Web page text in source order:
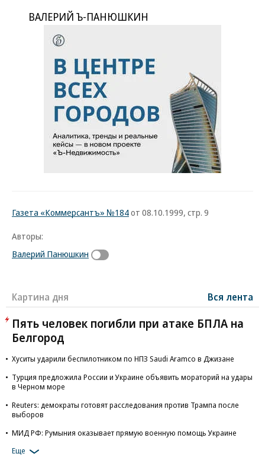
ВАЛЕРИЙ Ъ-ПАНЮШКИН
Газета «Коммерсантъ» №184от 08.10.1999, стр. 9
Авторы:
Валерий Панюшкин
Картина дня Вся лента
Пять человек погибли при атаке БПЛА на
Белгород
Хуситы ударили беспилотником по НПЗ Saudi Aramco в Джизане
Турция предложила России и Украине объявить мораторий на удары
в Черном море
Reuters: демократы готовят расследования против Трампа после
выборов
МИД РФ: Румыния оказывает прямую военную помощь Украине
Еще